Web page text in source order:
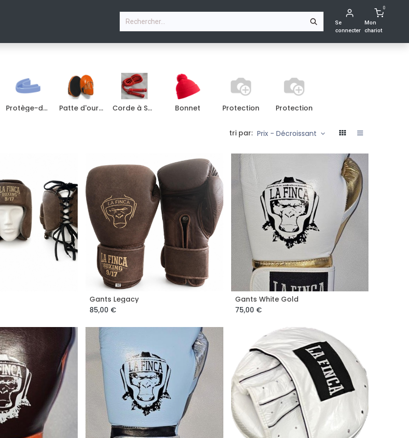
CONTACTEZ-NOUS
Se
connecter
0
Mon
chariot
Protège-dents Patte d'ours boxe Corde à Sauter Bonnet Protection Protection
tri par: Prix - Décroissant
Gants Legacy
85,00 €
Gants White Gold
75,00 €